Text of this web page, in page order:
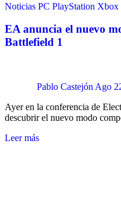
Noticias PC PlayStation Xbox
EA anuncia el nuevo
Battlefield 1
Pablo Castejón Ago
Ayer en la conferencia de
descubrir el nuevo modo
Leer más